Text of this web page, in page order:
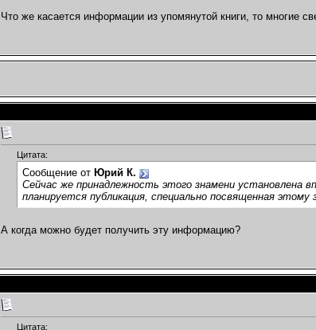
Что же касается информации из упомянутой книги, то многие
Цитата:
Сообщение от Юрий К.
Сейчас же принадлежность этого знамени установлена
планируется публикация, специально посвященная этому
А когда можно будет получить эту информацию?
Цитата: